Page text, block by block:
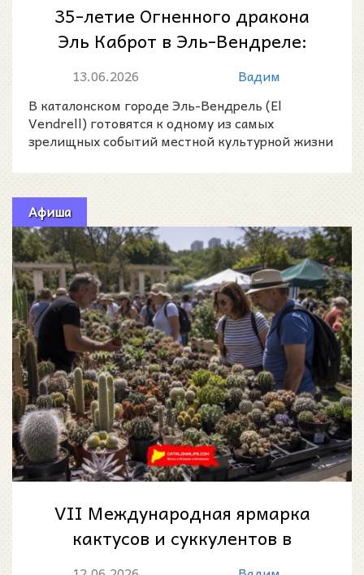
35-летие Огненного дракона
Эль Каброт в Эль-Вендреле:
ночь огня, пороха и
каталонского бес...
13.06.2026
Вадим
В каталонском городе Эль-Вендрель (El
Vendrell) готовятся к одному из самых
зрелищных событий местной культурной жизни
Афиша
VII Международная ярмарка
кактусов и суккулентов в
Мадриде: зелёный уикенд в